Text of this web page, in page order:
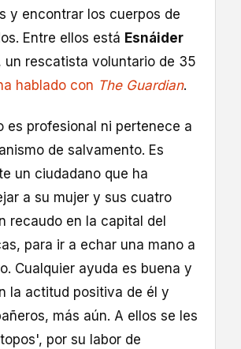
y encontrar los cuerpos de
Entre ellos está Esnáider
un rescatista voluntario de 35
hablado con The Guardian.
es profesional ni pertenece a
de salvamento. Es
un ciudadano que ha
a su mujer y sus cuatro
recaudo en la capital del
para ir a echar una mano a
Cualquier ayuda es buena y
la actitud positiva de él y
más aún. A ellos se les
por su labor de